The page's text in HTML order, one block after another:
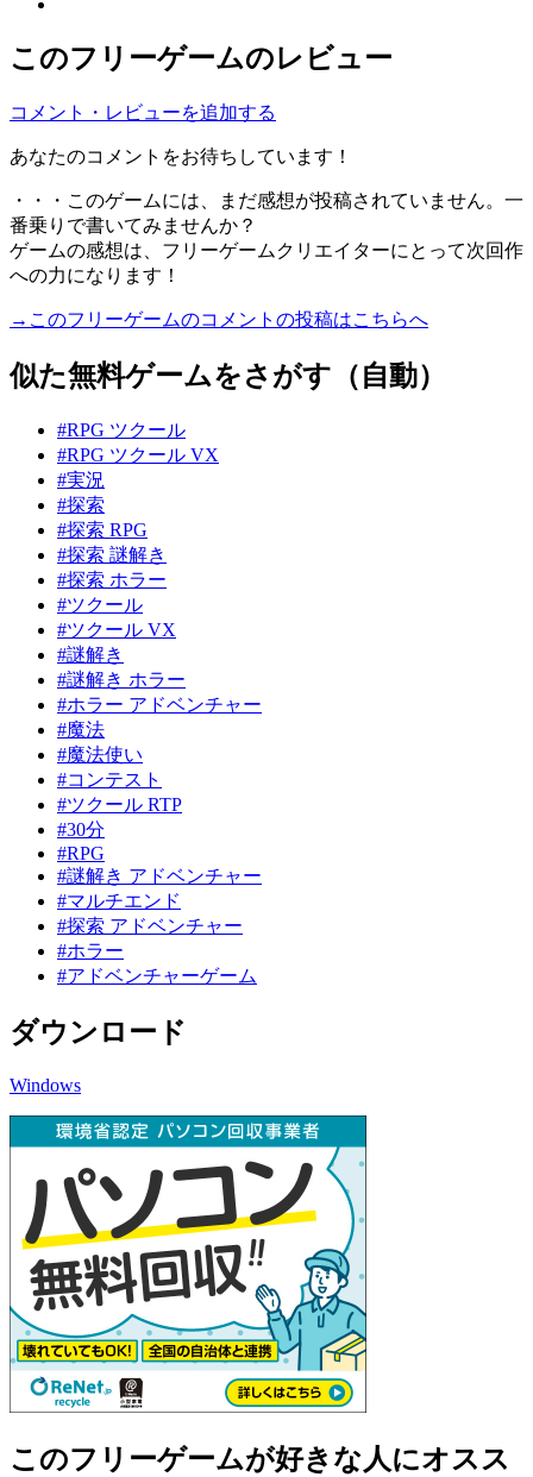
このフリーゲームのレビュー
コメント・レビューを追加する
あなたのコメントをお待ちしています！
・・・このゲームには、まだ感想が投稿されていません。一
番乗りで書いてみませんか？
ゲームの感想は、フリーゲームクリエイターにとって次回作
への力になります！
→このフリーゲームのコメントの投稿はこちらへ
似た無料ゲームをさがす（自動）
#RPG ツクール
#RPG ツクール VX
#実況
#探索
#探索 RPG
#探索 謎解き
#探索 ホラー
#ツクール
#ツクール VX
#謎解き
#謎解き ホラー
#ホラー アドベンチャー
#魔法
#魔法使い
#コンテスト
#ツクール RTP
#30分
#RPG
#謎解き アドベンチャー
#マルチエンド
#探索 アドベンチャー
#ホラー
#アドベンチャーゲーム
ダウンロード
Windows
このフリーゲームが好きな人にオスス